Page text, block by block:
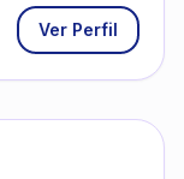
Ver Perfil